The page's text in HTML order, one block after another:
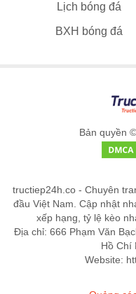
Lịch bóng đá
BXH bóng đá
Bản quyền
tructiep24h.co - Chuyên
đầu Việt Nam. Cập nhật
xếp hạng, tỷ lệ kèo
Địa chỉ: 666 Phạm Văn
Hồ Chí
Website: